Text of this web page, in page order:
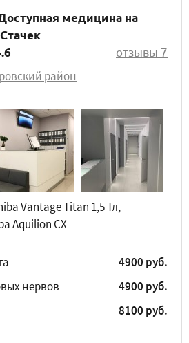
медицина на
отзывы 7
район
Vantage Titan 1,5 Тл,
Aquilion CX
4900 руб.
нервов
4900 руб.
8100 руб.